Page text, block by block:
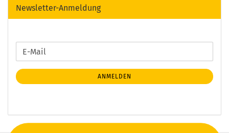
Newsletter-Anmeldung
WEITER
ZUR
NEWSLETTER-
ANMELDUNG
E-
Mail
ANMELDEN